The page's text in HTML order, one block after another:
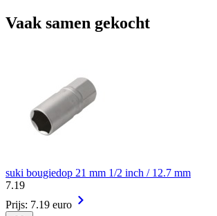
Vaak samen gekocht
suki bougiedop 21 mm 1/2 inch / 12.7 mm
7.19
Prijs: 7.19 euro